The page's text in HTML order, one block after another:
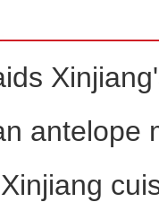
antelope